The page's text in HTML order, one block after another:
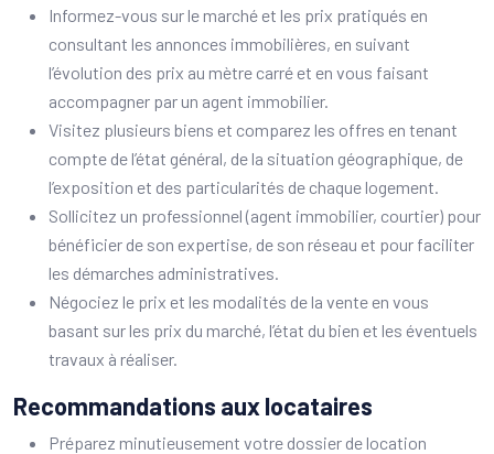
Informez-vous sur le marché et les prix pratiqués en
consultant les annonces immobilières, en suivant
l’évolution des prix au mètre carré et en vous faisant
accompagner par un agent immobilier.
Visitez plusieurs biens et comparez les offres en tenant
compte de l’état général, de la situation géographique, de
l’exposition et des particularités de chaque logement.
Sollicitez un professionnel (agent immobilier, courtier) pour
bénéficier de son expertise, de son réseau et pour faciliter
les démarches administratives.
Négociez le prix et les modalités de la vente en vous
basant sur les prix du marché, l’état du bien et les éventuels
travaux à réaliser.
Recommandations aux locataires
Préparez minutieusement votre dossier de location